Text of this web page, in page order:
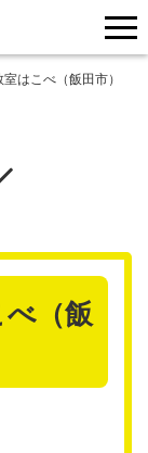
はこべ（飯田市）
（飯